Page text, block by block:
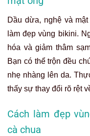
Dầu dừa, nghệ và
làm đẹp vùng bikini.
hóa và giảm thâm
Bạn có thể trộn đều
nhẹ nhàng lên da.
thấy sự thay đổi rõ rệt
Cách làm đẹp
cà chua